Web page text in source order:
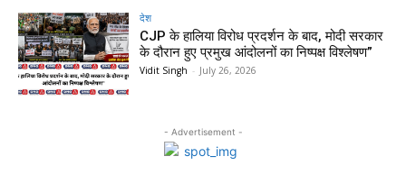
देश
CJP के हालिया विरोध प्रदर्शन के बाद, मोदी सरकार
के दौरान हुए प्रमुख आंदोलनों का निष्पक्ष विश्लेषण”
Vidit Singh - July 26, 2026
- Advertisement -